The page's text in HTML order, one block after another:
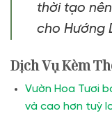
thời tạo
cho Hướng
Dịch Vụ Kèm
Vườn Hoa Tươi
và cao hơn tuỳ